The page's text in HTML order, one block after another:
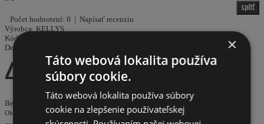
späť
Počet hodnotení: 0 | Napísať recenziu
Výrobca: KELLYS
Kód produktu:
Dostupnosť:
4.70€
Bez DPH:
Obľúbené Porovnať
×
Táto webová lokalita používa
súbory cookie.
Táto webová lokalita používa súbory
cookie na zlepšenie používateľskej